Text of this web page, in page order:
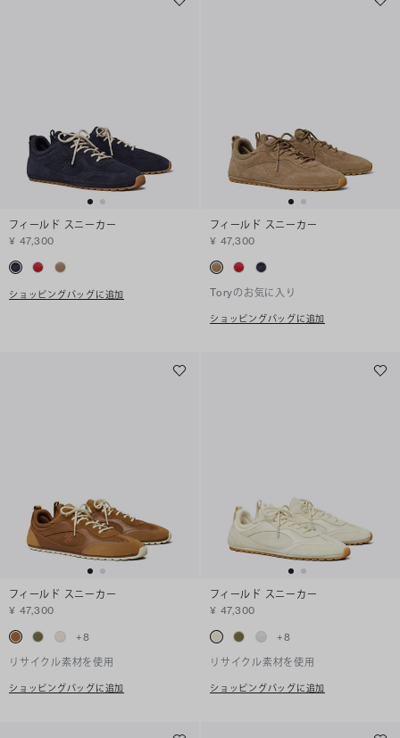
フィールド スニーカー
¥ 47,300
ショッピングバッグに追加
フィールド スニーカー
¥ 47,300
Toryのお気に入り
ショッピングバッグに追加
フィールド スニーカー
¥ 47,300
+8
リサイクル素材を使用
ショッピングバッグに追加
フィールド スニーカー
¥ 47,300
+8
リサイクル素材を使用
ショッピングバッグに追加